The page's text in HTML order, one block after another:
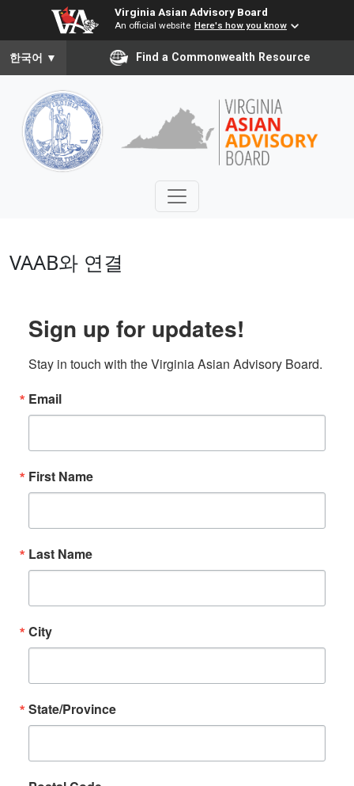
Virginia Asian Advisory Board
An official website Here's how you know
To ensure accurate screen reader translation, please ensure
한국어 ▼ Find a Commonwealth Resource
VAAB와 연결
Sign up for updates!
Stay in touch with the Virginia Asian Advisory Board.
Email
First Name
Last Name
City
State/Province